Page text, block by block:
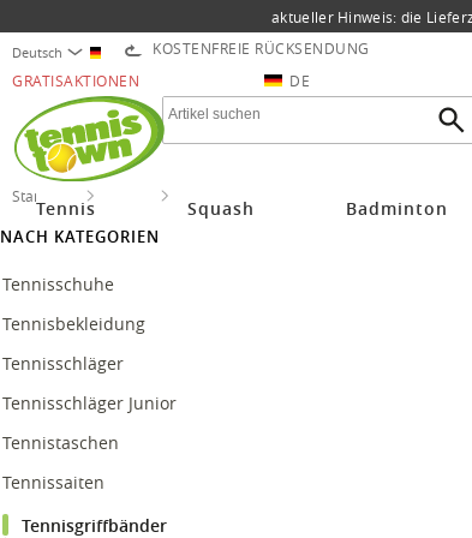
aktueller Hinweis: die
Deutsch KOSTENFREIE RÜCKSENDUNG
GRATISAKTIONEN
DE
Tennis Squash Badminton
Startseite
NACH KATEGORIEN
Tennisschuhe
Tennisbekleidung
Tennisschläger
Tennisschläger Junior
Tennistaschen
Tennissaiten
Tennisgriffbänder